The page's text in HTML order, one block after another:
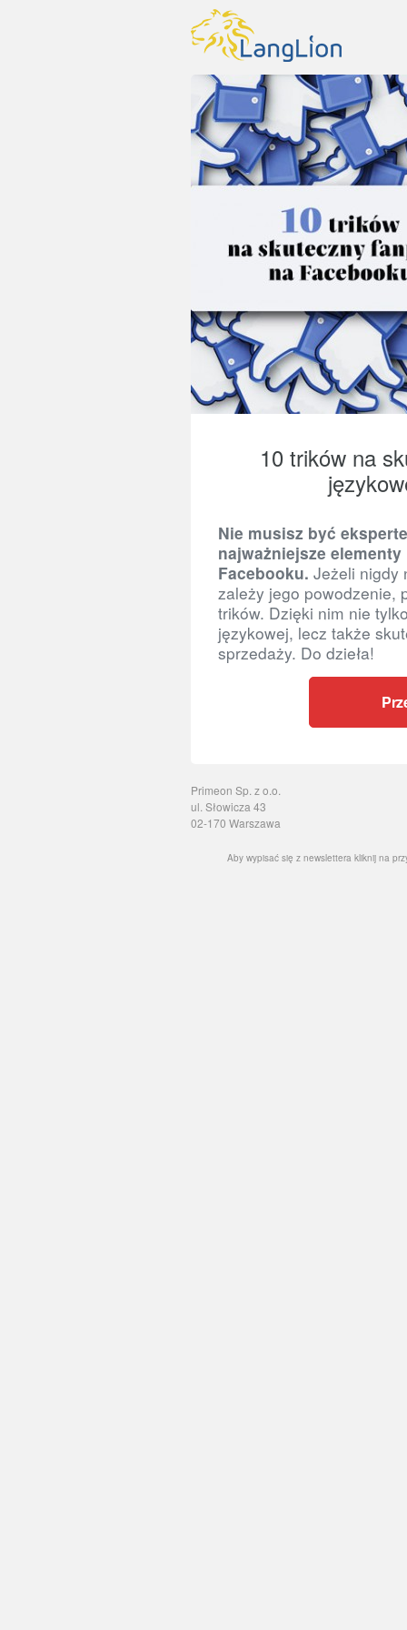
10 trików na
Nie musisz być
najważniejsze
Facebooku. Jeżeli nigdy
zależy jego powodzenie,
trików. Dzięki nim nie
językowej, lecz także
sprzedaży. Do dzieła!
Primeon Sp. z o.o.
ul. Słowicza 43
02-170 Warszawa
Aby wypisać się z newslettera kliknij na